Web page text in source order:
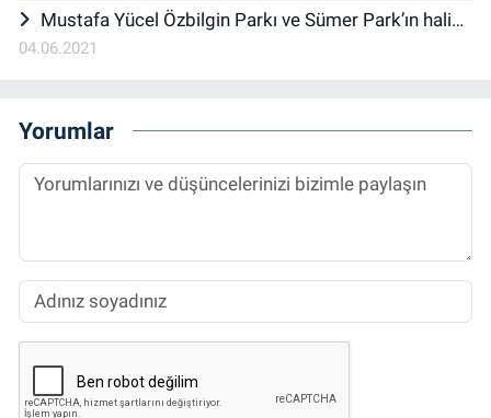
Mustafa Yücel Özbilgin Parkı ve Sümer Park’ın hali…
04.06.2021
Yorumlar